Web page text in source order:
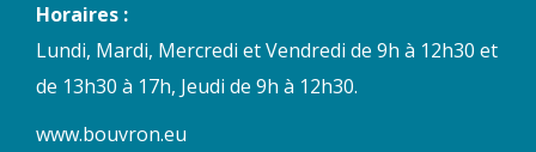
Horaires :
Lundi, Mardi, Mercredi et Vendredi de 9h à 12h30 et
de 13h30 à 17h, Jeudi de 9h à 12h30.
www.bouvron.eu